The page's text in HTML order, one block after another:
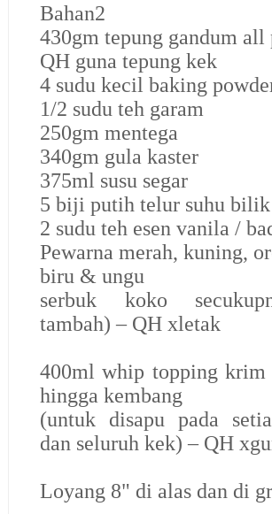
Bahan2
430gm tepung gandum all
QH guna tepung kek
4 sudu kecil baking
1/2 sudu teh garam
250gm mentega
340gm gula kaster
375ml susu segar
5 biji putih telur suhu bilik
2 sudu teh esen vanila /
Pewarna merah, kuning,
biru & ungu
serbuk koko
tambah) – QH xletak
400ml whip topping
hingga kembang
(untuk disapu pada
dan seluruh kek) – QH
Loyang 8" di alas dan di